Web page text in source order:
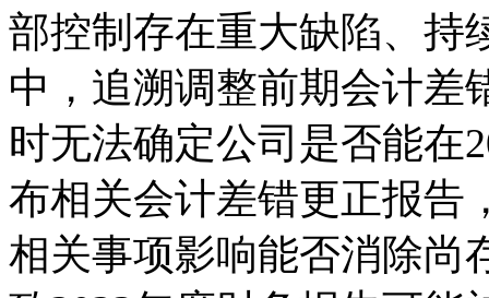
部控制存在重大缺陷、持
中，追溯调整前期会计差
时无法确定公司是否能在
布相关会计差错更正报告
相关事项影响能否消除尚